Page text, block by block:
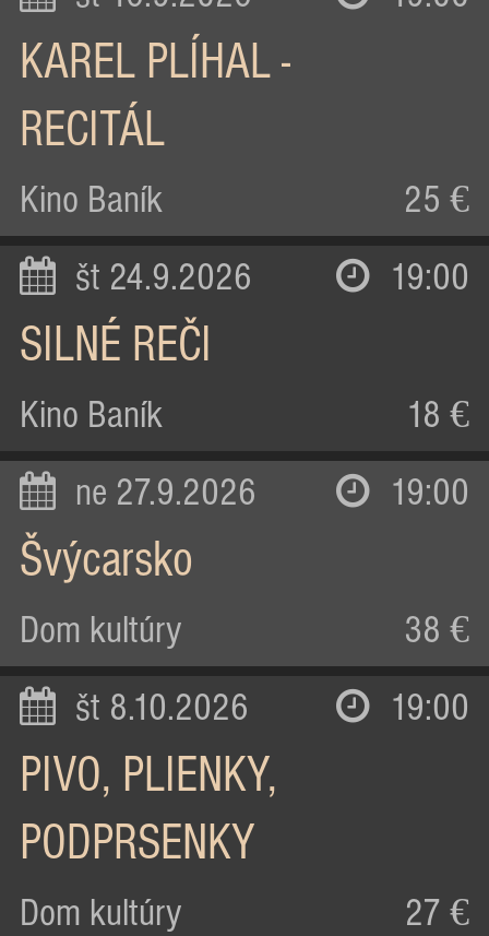
KAREL PLÍHAL -
RECITÁL
Kino Baník 25 €
št 24.9.2026 19:00
SILNÉ REČI
Kino Baník 18 €
ne 27.9.2026 19:00
Švýcarsko
Dom kultúry 38 €
št 8.10.2026 19:00
PIVO, PLIENKY,
PODPRSENKY
Dom kultúry 27 €